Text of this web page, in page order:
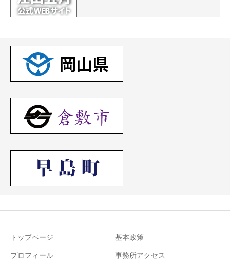
トップページ
基本政策
プロフィール
事務所アクセス